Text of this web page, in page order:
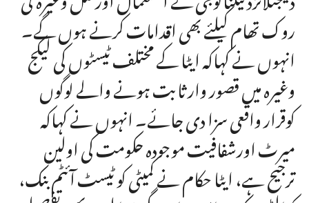
روک تھام کیلئے بھی اقدامات کرنے ہوں گے۔
انہوں نے کہاکہ ایٹا کے مختلف ٹیسٹوں کی لیکج
وغیرہ میں قصور وار ثابت ہونے والے لوگوں
کوقرار واقعی سزا دی جائے۔ انہوں نے کہاکہ
میرٹ اورشفافیت موجودہ حکومت کی اولین
ترجیح ہے، ایٹا حکام نے کمیٹی کو ٹیسٹ آئٹم بنک،